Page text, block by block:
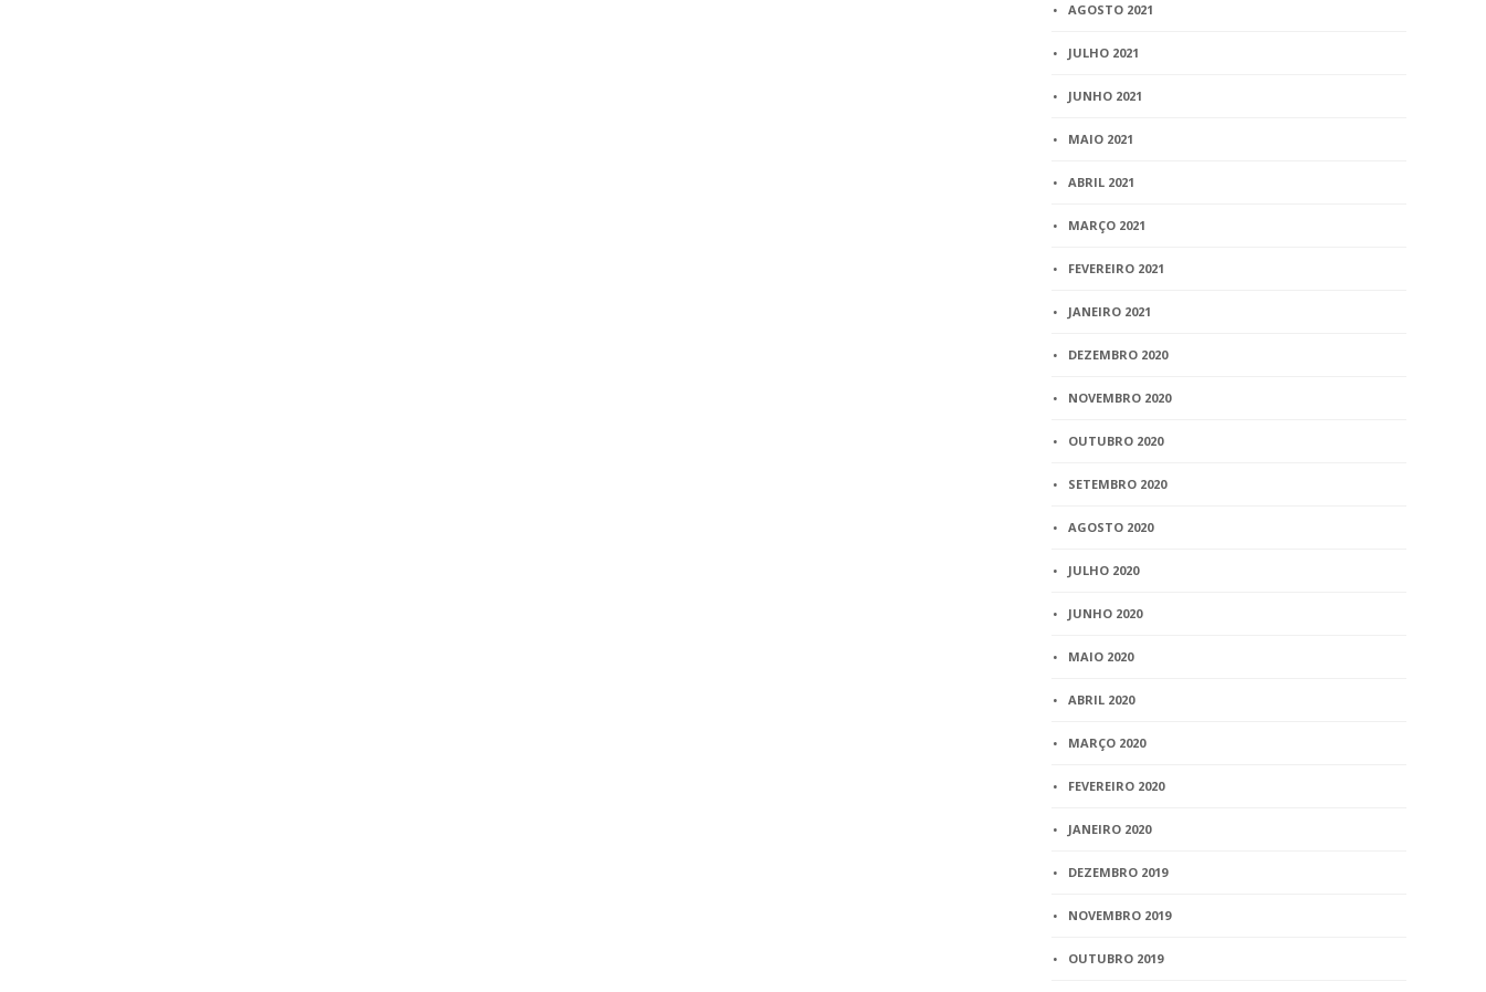
AGOSTO 2021
JULHO 2021
JUNHO 2021
MAIO 2021
ABRIL 2021
MARÇO 2021
FEVEREIRO 2021
JANEIRO 2021
DEZEMBRO 2020
NOVEMBRO 2020
OUTUBRO 2020
SETEMBRO 2020
AGOSTO 2020
JULHO 2020
JUNHO 2020
MAIO 2020
ABRIL 2020
MARÇO 2020
FEVEREIRO 2020
JANEIRO 2020
DEZEMBRO 2019
NOVEMBRO 2019
OUTUBRO 2019